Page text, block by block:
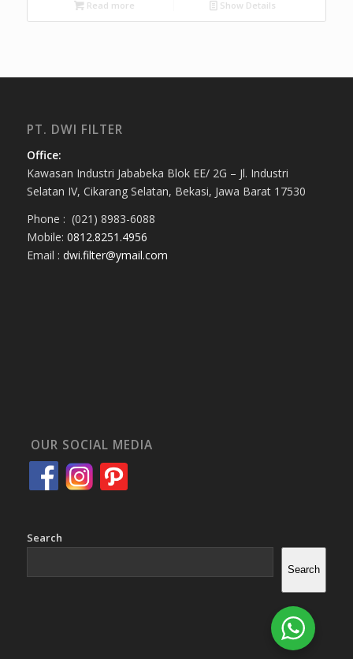
Read more Show Details
PT. DWI FILTER
Office:
Kawasan Industri Jababeka Blok EE/ 2G – Jl. Industri
Selatan IV, Cikarang Selatan, Bekasi, Jawa Barat 17530
Phone : (021) 8983-6088
Mobile: 0812.8251.4956
Email : dwi.filter@ymail.com
OUR SOCIAL MEDIA
Search
Search